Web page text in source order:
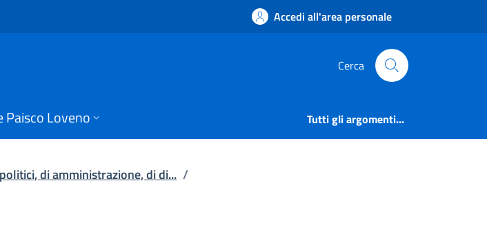
e di amministrazione e
Accedi all'area personale
Cerca
Paisco Loveno Tutti gli argomenti...
di amministrazione, di di... /